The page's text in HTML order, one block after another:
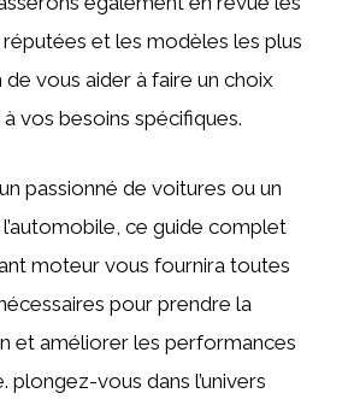
et les modèles les plus
vous aider à faire un choix
vos besoins spécifiques.
passionné de voitures ou un
ce guide complet
moteur vous fournira toutes
pour prendre la
et améliorer les performances
plongez-vous dans l’univers